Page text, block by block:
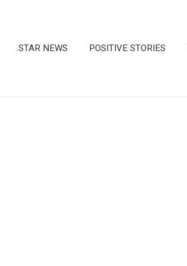
STAR NEWS POSITIVE STORIES